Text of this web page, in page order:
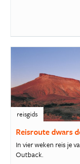
reisgids
Reisroute dwars
In vier weken reis je
Outback.